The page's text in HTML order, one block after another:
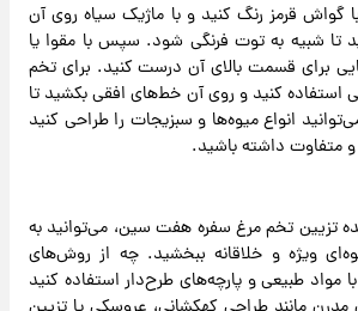
گواش قرمز رنگ کنید و با ماژیک سیاه روی آن
تا شبیه به توت ‌فرنگی شود. سپس با مقوا یا
برای قسمت بالای آن درست کنید. برای تخم
استفاده کنید و روی آن خط‌های افقی بکشید تا
انواع میوه‌ها و سبزیجات را طراحی کنید
داشته باشید.
از این ۸ ایده تزیین تخم ‌مرغ سفره هفت سین، می‌توانید به
ویژه و خلاقانه ببخشید. چه از روش‌های
مواد طبیعی و پارچه‌های طرح‌دار استفاده کنید